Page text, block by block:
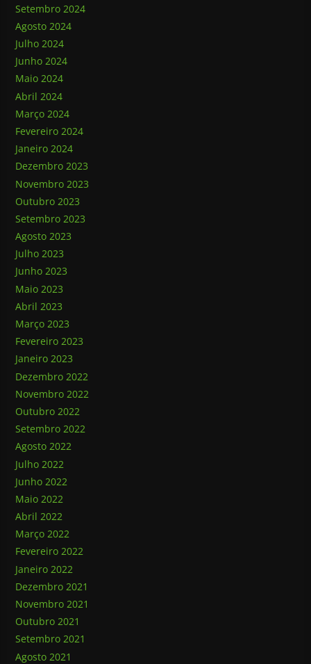
Setembro 2024
Agosto 2024
Julho 2024
Junho 2024
Maio 2024
Abril 2024
Março 2024
Fevereiro 2024
Janeiro 2024
Dezembro 2023
Novembro 2023
Outubro 2023
Setembro 2023
Agosto 2023
Julho 2023
Junho 2023
Maio 2023
Abril 2023
Março 2023
Fevereiro 2023
Janeiro 2023
Dezembro 2022
Novembro 2022
Outubro 2022
Setembro 2022
Agosto 2022
Julho 2022
Junho 2022
Maio 2022
Abril 2022
Março 2022
Fevereiro 2022
Janeiro 2022
Dezembro 2021
Novembro 2021
Outubro 2021
Setembro 2021
Agosto 2021